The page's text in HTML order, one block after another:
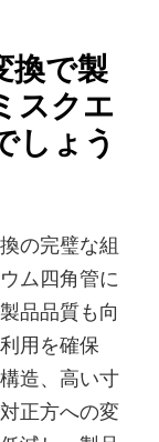
換で製
スクエ
しょう
の完璧な組
ム四角管に
品品質も向
用を確保
造、高い寸
正方への変